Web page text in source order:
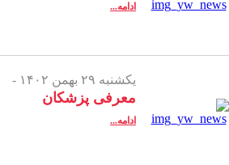
ادامه...
یکشنبه ۲۹ بهمن ۱۴۰۲ -
معرفی پزشکان
ادامه...